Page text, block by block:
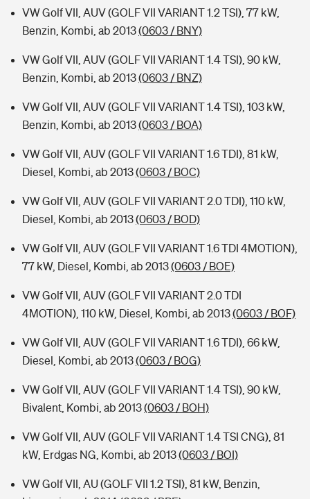
VW Golf VII, AUV (GOLF VII VARIANT 1.2 TSI), 77 kW,
Benzin, Kombi, ab 2013(0603 / BNY)
VW Golf VII, AUV (GOLF VII VARIANT 1.4 TSI), 90 kW,
Benzin, Kombi, ab 2013(0603 / BNZ)
VW Golf VII, AUV (GOLF VII VARIANT 1.4 TSI), 103 kW,
Benzin, Kombi, ab 2013(0603 / BOA)
VW Golf VII, AUV (GOLF VII VARIANT 1.6 TDI), 81 kW,
Diesel, Kombi, ab 2013(0603 / BOC)
VW Golf VII, AUV (GOLF VII VARIANT 2.0 TDI), 110 kW,
Diesel, Kombi, ab 2013(0603 / BOD)
VW Golf VII, AUV (GOLF VII VARIANT 1.6 TDI 4MOTION),
77 kW, Diesel, Kombi, ab 2013(0603 / BOE)
VW Golf VII, AUV (GOLF VII VARIANT 2.0 TDI
4MOTION), 110 kW, Diesel, Kombi, ab 2013(0603 / BOF)
VW Golf VII, AUV (GOLF VII VARIANT 1.6 TDI), 66 kW,
Diesel, Kombi, ab 2013(0603 / BOG)
VW Golf VII, AUV (GOLF VII VARIANT 1.4 TSI), 90 kW,
Bivalent, Kombi, ab 2013(0603 / BOH)
VW Golf VII, AUV (GOLF VII VARIANT 1.4 TSI CNG), 81
kW, Erdgas NG, Kombi, ab 2013(0603 / BOI)
VW Golf VII, AU (GOLF VII 1.2 TSI), 81 kW, Benzin,